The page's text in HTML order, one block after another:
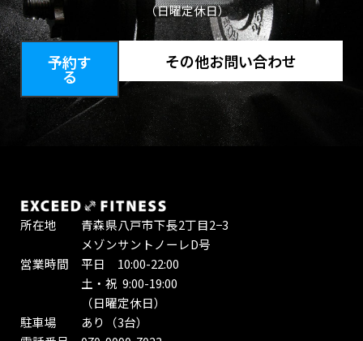
（日曜定休日）
予約す
る
その他お問い合わせ
所在地 青森県八戸市下長2丁目2−3
メゾンサントノーレD号
営業時間 平日 10:00-22:00
土・祝 9:00-19:00
（日曜定休日）
駐車場 あり（3台）